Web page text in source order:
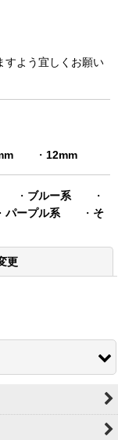
すよう宜しくお願い
・ 12mm
・ ブルー系 ・
パープル系 ・ そ
更